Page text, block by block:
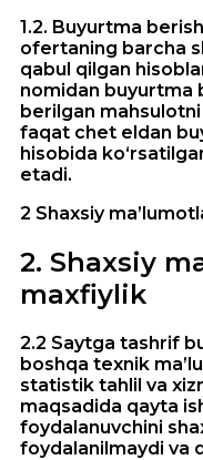
1.2. Buyurtma
ofertaning barcha
qabul qilgan
nomidan buyurtma
berilgan
faqat chet eldan
hisobida
etadi.
2 Shaxsiy
2. Shaxsiy
maxfiylik
2.2 Saytga tashrif
boshqa texnik
statistik tahlil va
maqsadida qayta
foydalanuvchini
foydalanilmaydi va